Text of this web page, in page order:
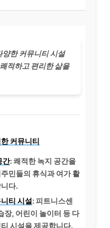
한 커뮤니티 시설
적하고 편리한 삶을
커뮤니티
간: 쾌적한 녹지 공간을
민들의 휴식과 여가 활
다.
티 시설: 피트니스센
장, 어린이 놀이터 등 다
시설을 제공합니다.